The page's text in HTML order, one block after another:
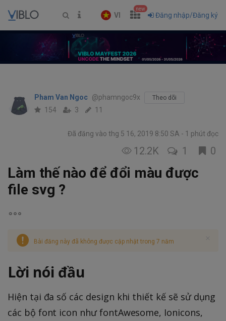
VI
new
Đăng nhập/Đăng ký
Pham Van Ngoc @phamngoc9x Theo dõi
154 3 11
Đã đăng vào thg 5 16, 2019 8:50 SA 1 phút đọc
12.2K 1 0
Làm thế nào để đổi màu được
file svg ?
Bài đăng này đã không được cập nhật trong 7 năm
Lời nói đầu
Hiện tại đa số các design khi thiết kế sẽ sử dụng
các bộ font icon như fontAwesome, Ionicons,